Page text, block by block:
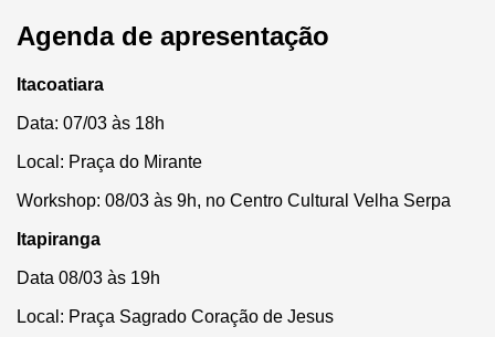
Agenda de apresentação
Itacoatiara
Data: 07/03 às 18h
Local: Praça do Mirante
Workshop: 08/03 às 9h, no Centro Cultural Velha Serpa
Itapiranga
Data 08/03 às 19h
Local: Praça Sagrado Coração de Jesus